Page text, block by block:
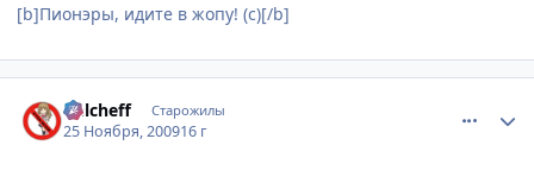
[b]Пионэры, идите в жопу! (с)[/b]
Delcheff Старожилы
25 Ноября, 200916 г